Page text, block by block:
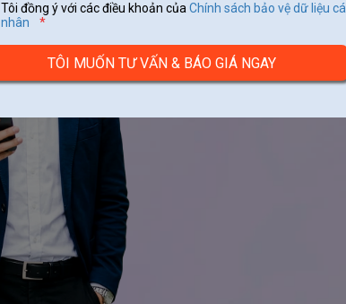
Tôi đồng ý với các điều khoản của Chính sách bảo vệ dữ liệu cá
nhân
*